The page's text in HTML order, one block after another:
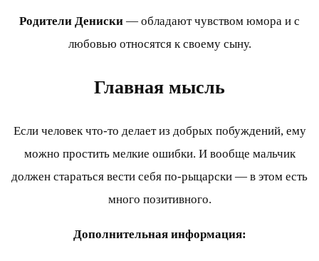
Родители Дениски — обладают чувством юмора и с
любовью относятся к своему сыну.
Главная мысль
Если человек что-то делает из добрых побуждений, ему
можно простить мелкие ошибки. И вообще мальчик
должен стараться вести себя по-рыцарски — в этом есть
много позитивного.
Дополнительная информация: